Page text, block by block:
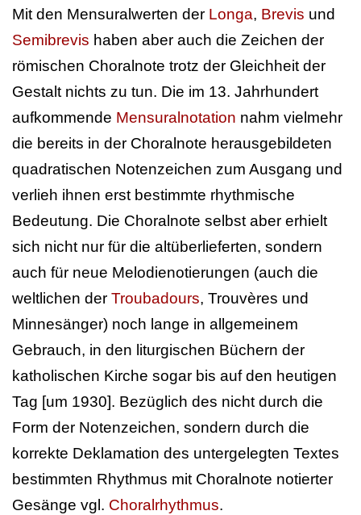
Mit den Mensuralwerten der Longa, Brevis und
Semibrevis haben aber auch die Zeichen der
römischen Choralnote trotz der Gleichheit der
Gestalt nichts zu tun. Die im 13. Jahrhundert
aufkommende Mensuralnotation nahm vielmehr
die bereits in der Choralnote herausgebildeten
quadratischen Notenzeichen zum Ausgang und
verlieh ihnen erst bestimmte rhythmische
Bedeutung. Die Choralnote selbst aber erhielt
sich nicht nur für die altüberlieferten, sondern
auch für neue Melodienotierungen (auch die
weltlichen der Troubadours, Trouvères und
Minnesänger) noch lange in allgemeinem
Gebrauch, in den liturgischen Büchern der
katholischen Kirche sogar bis auf den heutigen
Tag [um 1930]. Bezüglich des nicht durch die
Form der Notenzeichen, sondern durch die
korrekte Deklamation des untergelegten Textes
bestimmten Rhythmus mit Choralnote notierter
Gesänge vgl. Choralrhythmus.